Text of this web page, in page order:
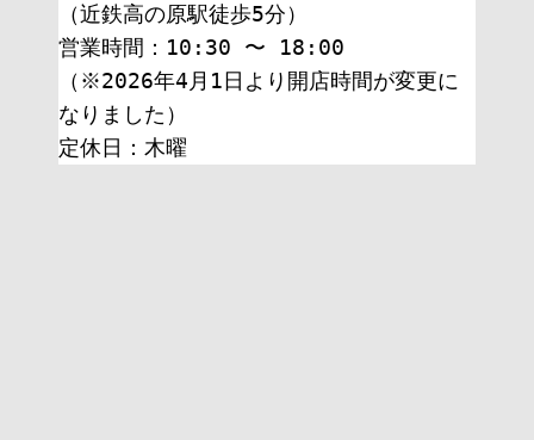
（近鉄高の原駅徒歩5分）
営業時間：10:30 〜 18:00
（※2026年4月1日より開店時間が変更に
なりました）
定休日：木曜